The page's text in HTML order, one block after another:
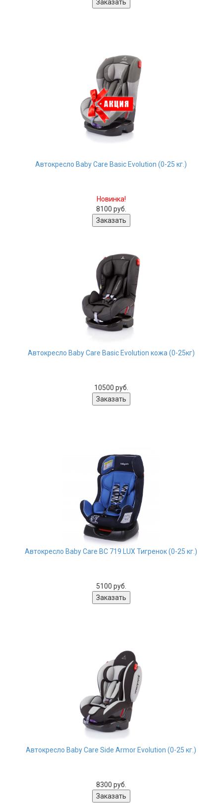
Автокресло Baby Care Basic Evolution (0-25 кг.)
Новинка!
8100 руб.
Автокресло Baby Care Basic Evolution кожа (0-25кг)
10500 руб.
Автокресло Baby Care BC 719 LUX Тигренок (0-25 кг.)
5100 руб.
Автокресло Baby Care Side Armor Evolution (0-25 кг.)
8300 руб.